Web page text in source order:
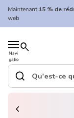
Skip to content
Maintenant15 % de
web
Navi
gatio
n
mobil
search
Accueil
Recherche"
search
(le lien s'ouvre
chevron_left